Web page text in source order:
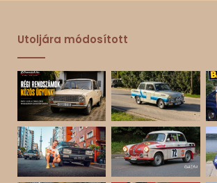
Utoljára módosított